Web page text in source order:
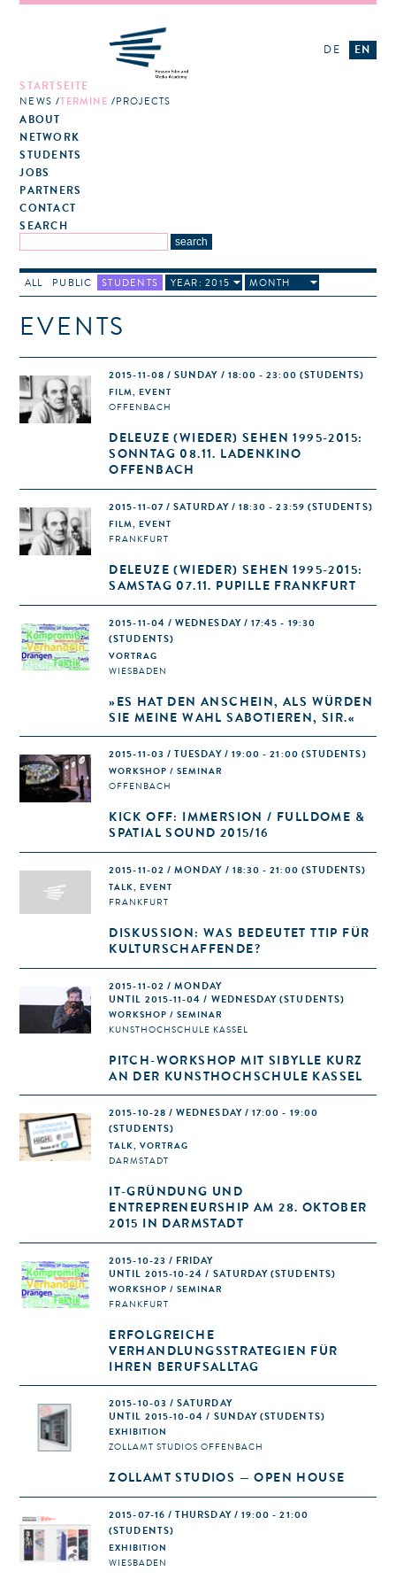
STARTSEITE
NEWS TERMINE PROJECTS
ABOUT
NETWORK
STUDENTS
JOBS
PARTNERS
CONTACT
SEARCH
DE EN
ALL PUBLIC STUDENTS YEAR: 2015 MONTH
EVENTS
2015-11-08 / SUNDAY / 18:00 - 23:00 (STUDENTS)
FILM, EVENT
OFFENBACH
DELEUZE (WIEDER) SEHEN 1995-2015:
SONNTAG 08.11. LADENKINO
OFFENBACH
2015-11-07 / SATURDAY / 18:30 - 23:59 (STUDENTS)
FILM, EVENT
FRANKFURT
DELEUZE (WIEDER) SEHEN 1995-2015:
SAMSTAG 07.11. PUPILLE FRANKFURT
2015-11-04 / WEDNESDAY / 17:45 - 19:30
(STUDENTS)
VORTRAG
WIESBADEN
»ES HAT DEN ANSCHEIN, ALS WÜRDEN
SIE MEINE WAHL SABOTIEREN, SIR.«
2015-11-03 / TUESDAY / 19:00 - 21:00 (STUDENTS)
WORKSHOP / SEMINAR
OFFENBACH
KICK OFF: IMMERSION / FULLDOME &
SPATIAL SOUND 2015/16
2015-11-02 / MONDAY / 18:30 - 21:00 (STUDENTS)
TALK, EVENT
FRANKFURT
DISKUSSION: WAS BEDEUTET TTIP FÜR
KULTURSCHAFFENDE?
2015-11-02 / MONDAY
UNTIL 2015-11-04 / WEDNESDAY (STUDENTS)
WORKSHOP / SEMINAR
KUNSTHOCHSCHULE KASSEL
PITCH-WORKSHOP MIT SIBYLLE KURZ
AN DER KUNSTHOCHSCHULE KASSEL
2015-10-28 / WEDNESDAY / 17:00 - 19:00
(STUDENTS)
TALK, VORTRAG
DARMSTADT
IT-GRÜNDUNG UND
ENTREPRENEURSHIP AM 28. OKTOBER
2015 IN DARMSTADT
2015-10-23 / FRIDAY
UNTIL 2015-10-24 / SATURDAY (STUDENTS)
WORKSHOP / SEMINAR
FRANKFURT
ERFOLGREICHE
VERHANDLUNGSSTRATEGIEN FÜR
IHREN BERUFSALLTAG
2015-10-03 / SATURDAY
UNTIL 2015-10-04 / SUNDAY (STUDENTS)
EXHIBITION
ZOLLAMT STUDIOS OFFENBACH
ZOLLAMT STUDIOS — OPEN HOUSE
2015-07-16 / THURSDAY / 19:00 - 21:00
(STUDENTS)
EXHIBITION
WIESBADEN